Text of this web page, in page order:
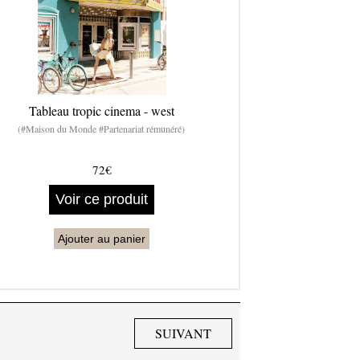
Tableau tropic cinema - west
(#Maison du Monde #Partenariat rémunéré)
72€
Voir ce produit
Ajouter au panier
SUIVANT